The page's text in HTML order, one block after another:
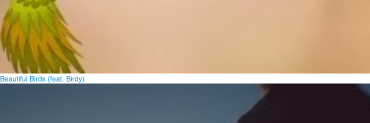
Beautiful Birds (feat. Birdy)